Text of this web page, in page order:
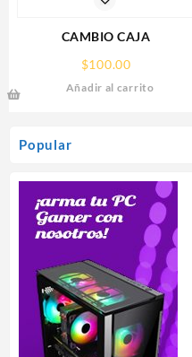
Popular
CAMBIO CAJA
$100.00
Añadir al carrito